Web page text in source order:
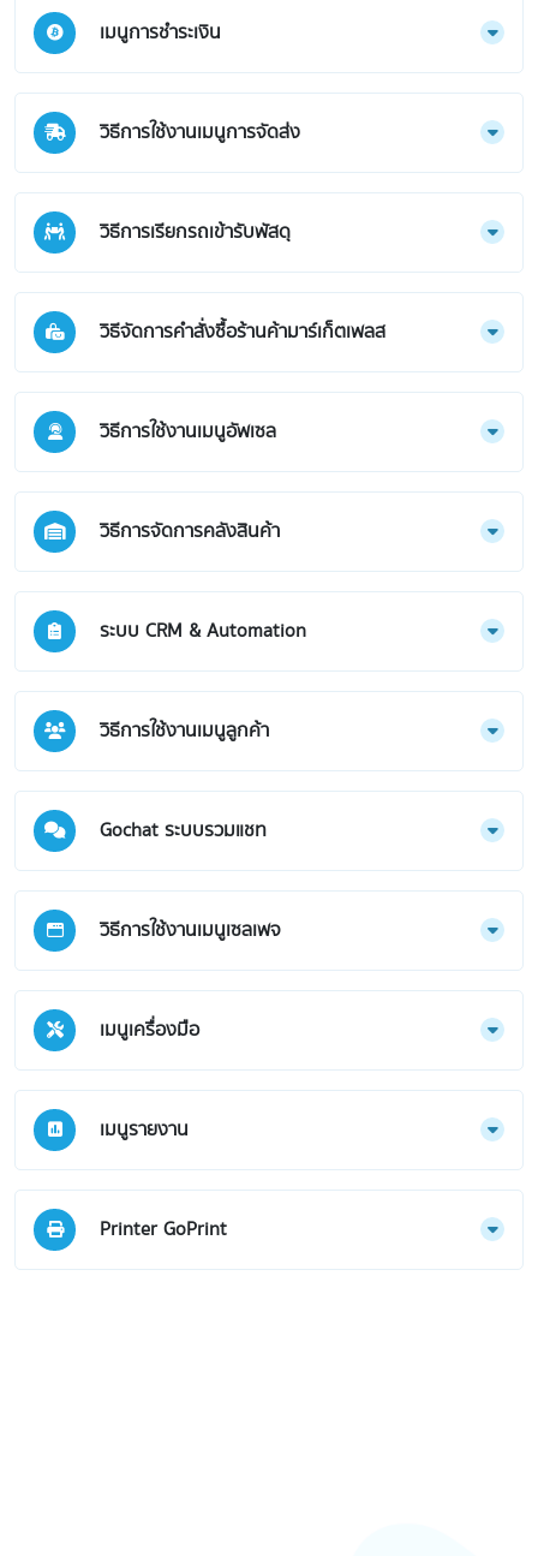
เมนูการชำระเงิน
วิธีการใช้งานเมนูการจัดส่ง
วิธีการเรียกรถเข้ารับพัสดุ
วิธีจัดการคำสั่งซื้อร้านค้ามาร์เก็ตเพลส
วิธีการใช้งานเมนูอัพเซล
วิธีการจัดการคลังสินค้า
ระบบ CRM & Automation
วิธีการใช้งานเมนูลูกค้า
Gochat ระบบรวมแชท
วิธีการใช้งานเมนูเซลเพจ
เมนูเครื่องมือ
เมนูรายงาน
Printer GoPrint